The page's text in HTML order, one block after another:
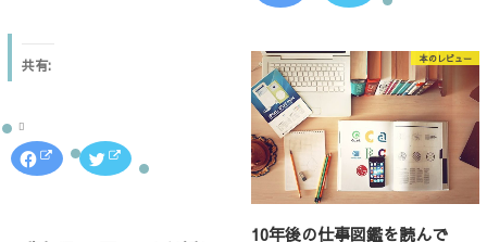
開
き
ま
c
o
o
k
で
共
有
す
る
に
は
リ
ッ
し
ッ
て
T
w
i
t
t
e
r
で
共
有
(
新
い
共有:
F
c
ク
ッ
本のレビュー
10年後の仕事図鑑を読んで